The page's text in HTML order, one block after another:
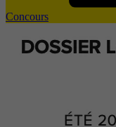
Concours